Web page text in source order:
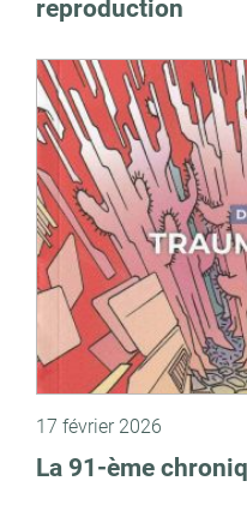
reproduction
17 février 2026
La 91-ème